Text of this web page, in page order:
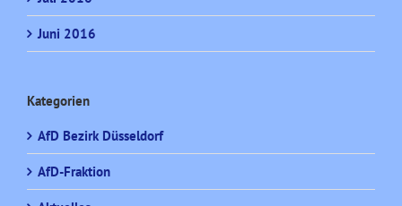
Juni 2016
Kategorien
AfD Bezirk Düsseldorf
AfD-Fraktion